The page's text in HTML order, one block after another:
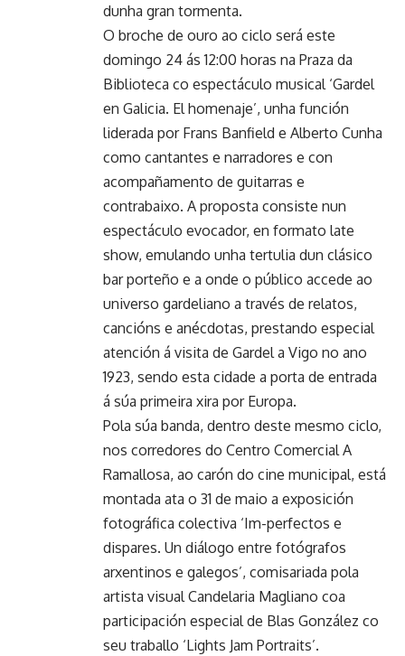
dunha gran tormenta.
O broche de ouro ao ciclo será este
domingo 24 ás 12:00 horas na Praza da
Biblioteca co espectáculo musical ‘Gardel
en Galicia. El homenaje’, unha función
liderada por Frans Banfield e Alberto Cunha
como cantantes e narradores e con
acompañamento de guitarras e
contrabaixo. A proposta consiste nun
espectáculo evocador, en formato late
show, emulando unha tertulia dun clásico
bar porteño e a onde o público accede ao
universo gardeliano a través de relatos,
cancións e anécdotas, prestando especial
atención á visita de Gardel a Vigo no ano
1923, sendo esta cidade a porta de entrada
á súa primeira xira por Europa.
Pola súa banda, dentro deste mesmo ciclo,
nos corredores do Centro Comercial A
Ramallosa, ao carón do cine municipal, está
montada ata o 31 de maio a exposición
fotográfica colectiva ‘Im-perfectos e
dispares. Un diálogo entre fotógrafos
arxentinos e galegos’, comisariada pola
artista visual Candelaria Magliano coa
participación especial de Blas González co
seu traballo ‘Lights Jam Portraits’.